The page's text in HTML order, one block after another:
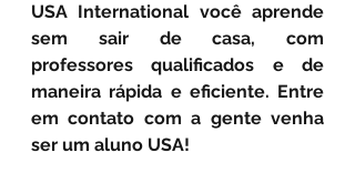
USA International você aprende
sem sair de casa, com
professores qualificados e de
maneira rápida e eficiente. Entre
em contato com a gente venha
ser um aluno USA!